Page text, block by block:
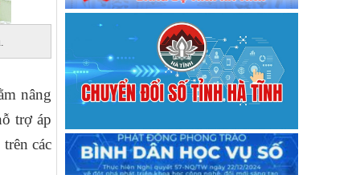
nâng
trợ áp
các
Kế hoạch số 1324/KH-UBND
Thực hiện Chương trình MTQG xây
dựng NTM, GNBV và PTKTXH vùng
đồng bào dân tộc thiểu số và miền núi
trên địa bàn tỉnh Hà Tĩnh giai đoạn 2026
- 2030
Thông tư hướng dẫn thực hiện tiêu chí
nông thôn mới giai đoạn 2026–2030
Hướng dấn số 3132/HD-BQP